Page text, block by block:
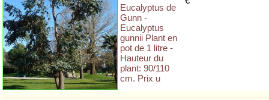
Eucalyptus de
Gunn -
Eucalyptus
gunnii Plant en
pot de 1 litre -
Hauteur du
plant: 90/110
cm. Prix u